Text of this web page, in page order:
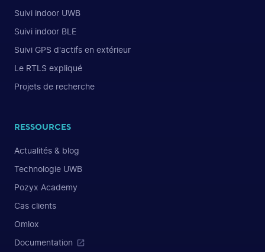
Suivi indoor UWB
Suivi indoor BLE
Suivi GPS d'actifs en extérieur
Le RTLS expliqué
Projets de recherche
RESSOURCES
Actualités & blog
Technologie UWB
Pozyx Academy
Cas clients
Omlox
Documentation